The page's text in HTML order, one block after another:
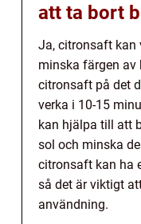
att ta bort
Ja, citronsaft kan
minska färgen av
citronsaft på det
verka i 10-15
kan hjälpa till att
sol och minska
citronsaft kan ha
så det är viktigt
användning.